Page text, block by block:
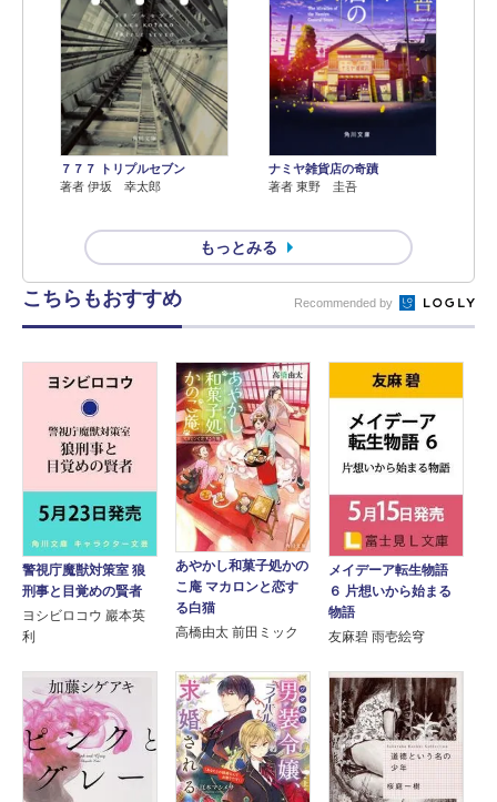
７７７ トリプルセブン
著者 伊坂 幸太郎
ナミヤ雑貨店の奇蹟
著者 東野 圭吾
もっとみる
こちらもおすすめ Recommended by
警視庁魔獣対策室 狼
刑事と目覚めの賢者
ヨシビロコウ 巖本英
利
あやかし和菓子処かの
こ庵 マカロンと恋す
る白猫
高橋由太 前田ミック
メイデーア転生物語
６ 片想いから始まる
物語
友麻碧 雨壱絵穹